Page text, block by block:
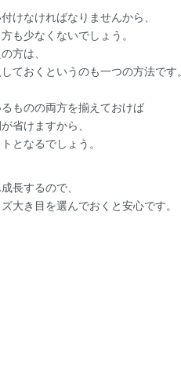
けなければなりませんから、
も少なくないでしょう。
方は、
ておくというのも一つの方法です。
ものの両方を揃えておけば
省けますから、
となるでしょう。
長するので、
大き目を選んでおくと安心です。